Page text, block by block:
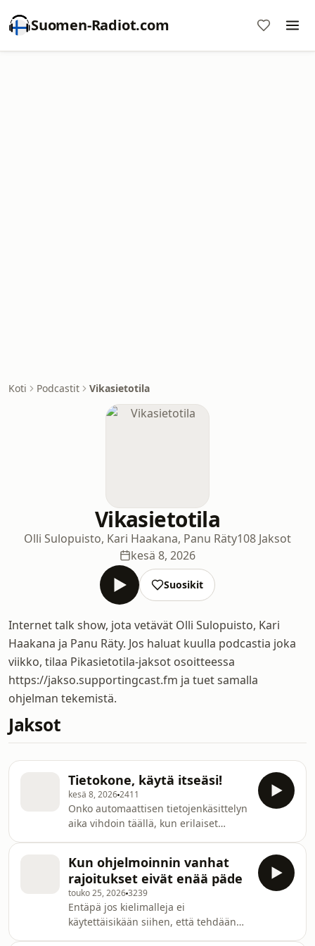
Suomen-Radiot.com
Koti Podcastit Vikasietotila
Vikasietotila
Olli Sulopuisto, Kari Haakana, Panu Räty108 Jaksot
kesä 8, 2026
Suosikit
Internet talk show, jota vetävät Olli Sulopuisto, Kari
Haakana ja Panu Räty. Jos haluat kuulla podcastia joka
viikko, tilaa Pikasietotila-jaksot osoitteessa
https://jakso.supportingcast.fm ja tuet samalla
ohjelman tekemistä.
Jaksot
Tietokone, käytä itseäsi!
kesä 8, 20262411
Onko automaattisen tietojenkäsittelyn
aika vihdoin täällä, kun erilaiset
Kolmikko pohtii, onko ATK:sta tullut
omaa häntäänsä syövä ourobouros vai
onko kuitenkin niin, että unelma
autonomisesti ihmisten ongelmia
ratkovista tietokoneista on edelleen
muutaman askeleen päässä? Panu
Kun ohjelmoinnin vanhat
rajoitukset eivät enää päde
touko 25, 20263239
Entäpä jos kielimalleja ei
käytettäisikään siihen, että tehdään